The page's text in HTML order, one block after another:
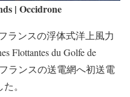
| Occidrone
ランスの浮体式洋上風力
Flottantes du Golfe de
ランスの送電網へ初送電
。